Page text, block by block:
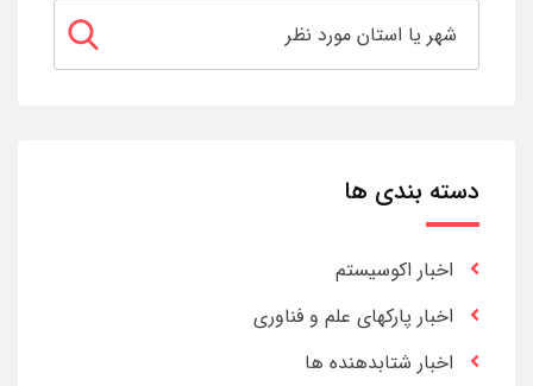
دسته بندی ها
اخبار اکوسیستم
اخبار پارکهای علم و فناوری
اخبار شتابدهنده ها